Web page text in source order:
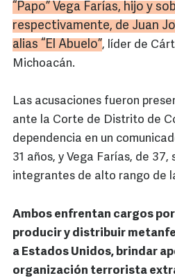
“Papo” Vega Farías, hijo y
respectivamente, de Juan
alias “El Abuelo”, líder de
Michoacán.
Las acusaciones fueron
ante la Corte de Distrito de
dependencia en un
31 años, y Vega Farías, de
integrantes de alto rango de
Ambos enfrentan cargos
producir y distribuir
a Estados Unidos, brindar
organización terrorista